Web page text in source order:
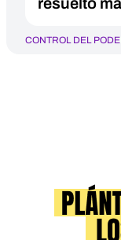
CONTROL DEL